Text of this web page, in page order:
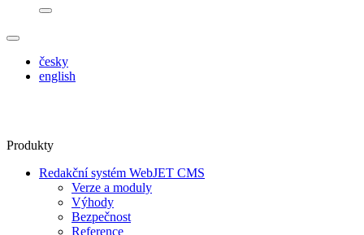
česky
english
Produkty
Redakční systém WebJET CMS
Verze a moduly
Výhody
Bezpečnost
Reference